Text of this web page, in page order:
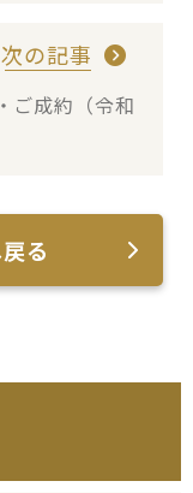
次の記事
ご成約（令和
る